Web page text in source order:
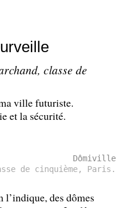
classe de
ville futuriste.
et la sécurité.
Dômiville
de cinquième, Paris.
l’indique, des dômes